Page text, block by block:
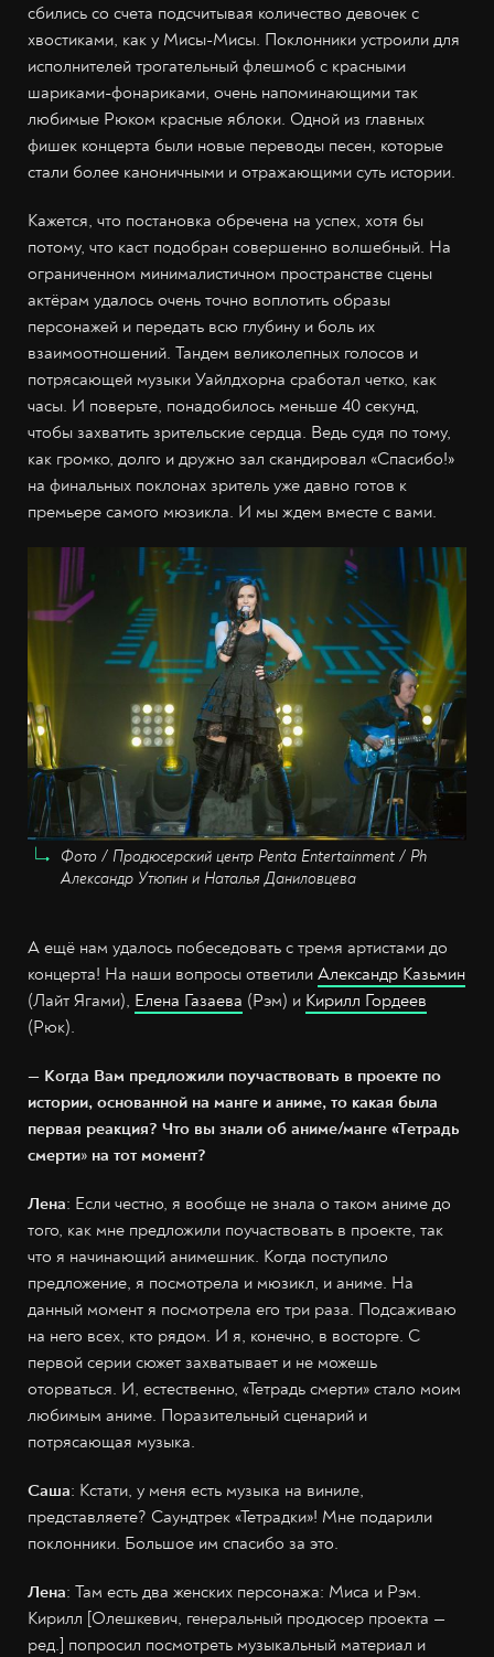
сбились со счета подсчитывая количество девочек с
хвостиками, как у Мисы-Мисы. Поклонники устроили для
исполнителей трогательный флешмоб с красными
шариками-фонариками, очень напоминающими так
любимые Рюком красные яблоки. Одной из главных
фишек концерта были новые переводы песен, которые
стали более каноничными и отражающими суть истории.
Кажется, что постановка обречена на успех, хотя бы
потому, что каст подобран совершенно волшебный. На
ограниченном минималистичном пространстве сцены
актёрам удалось очень точно воплотить образы
персонажей и передать всю глубину и боль их
взаимоотношений. Тандем великолепных голосов и
потрясающей музыки Уайлдхорна сработал четко, как
часы. И поверьте, понадобилось меньше 40 секунд,
чтобы захватить зрительские сердца. Ведь судя по тому,
как громко, долго и дружно зал скандировал «Спасибо!»
на финальных поклонах зритель уже давно готов к
премьере самого мюзикла. И мы ждем вместе с вами.
Фото / Продюсерский центр Penta Entertainment / Ph
Александр Утюпин и Наталья Даниловцева
А ещё нам удалось побеседовать с тремя артистами до
концерта! На наши вопросы ответили Александр Казьмин
(Лайт Ягами), Елена Газаева (Рэм) и Кирилл Гордеев
(Рюк).
— Когда Вам предложили поучаствовать в проекте по
истории, основанной на манге и аниме, то какая была
первая реакция? Что вы знали об аниме/манге «Тетрадь
смерти» на тот момент?
Лена: Если честно, я вообще не знала о таком аниме до
того, как мне предложили поучаствовать в проекте, так
что я начинающий анимешник. Когда поступило
предложение, я посмотрела и мюзикл, и аниме. На
данный момент я посмотрела его три раза. Подсаживаю
на него всех, кто рядом. И я, конечно, в восторге. С
первой серии сюжет захватывает и не можешь
оторваться. И, естественно, «Тетрадь смерти» стало моим
любимым аниме. Поразительный сценарий и
потрясающая музыка.
Саша: Кстати, у меня есть музыка на виниле,
представляете? Саундтрек «Тетрадки»! Мне подарили
поклонники. Большое им спасибо за это.
Лена: Там есть два женских персонажа: Миса и Рэм.
Кирилл [Олешкевич, генеральный продюсер проекта —
ред.] попросил посмотреть музыкальный материал и